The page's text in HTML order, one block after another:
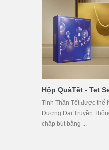
Hộp QuàTết - Tet
Tinh Thần Tết được thể
Đương Đại Truyền
chắp bút bằng ...